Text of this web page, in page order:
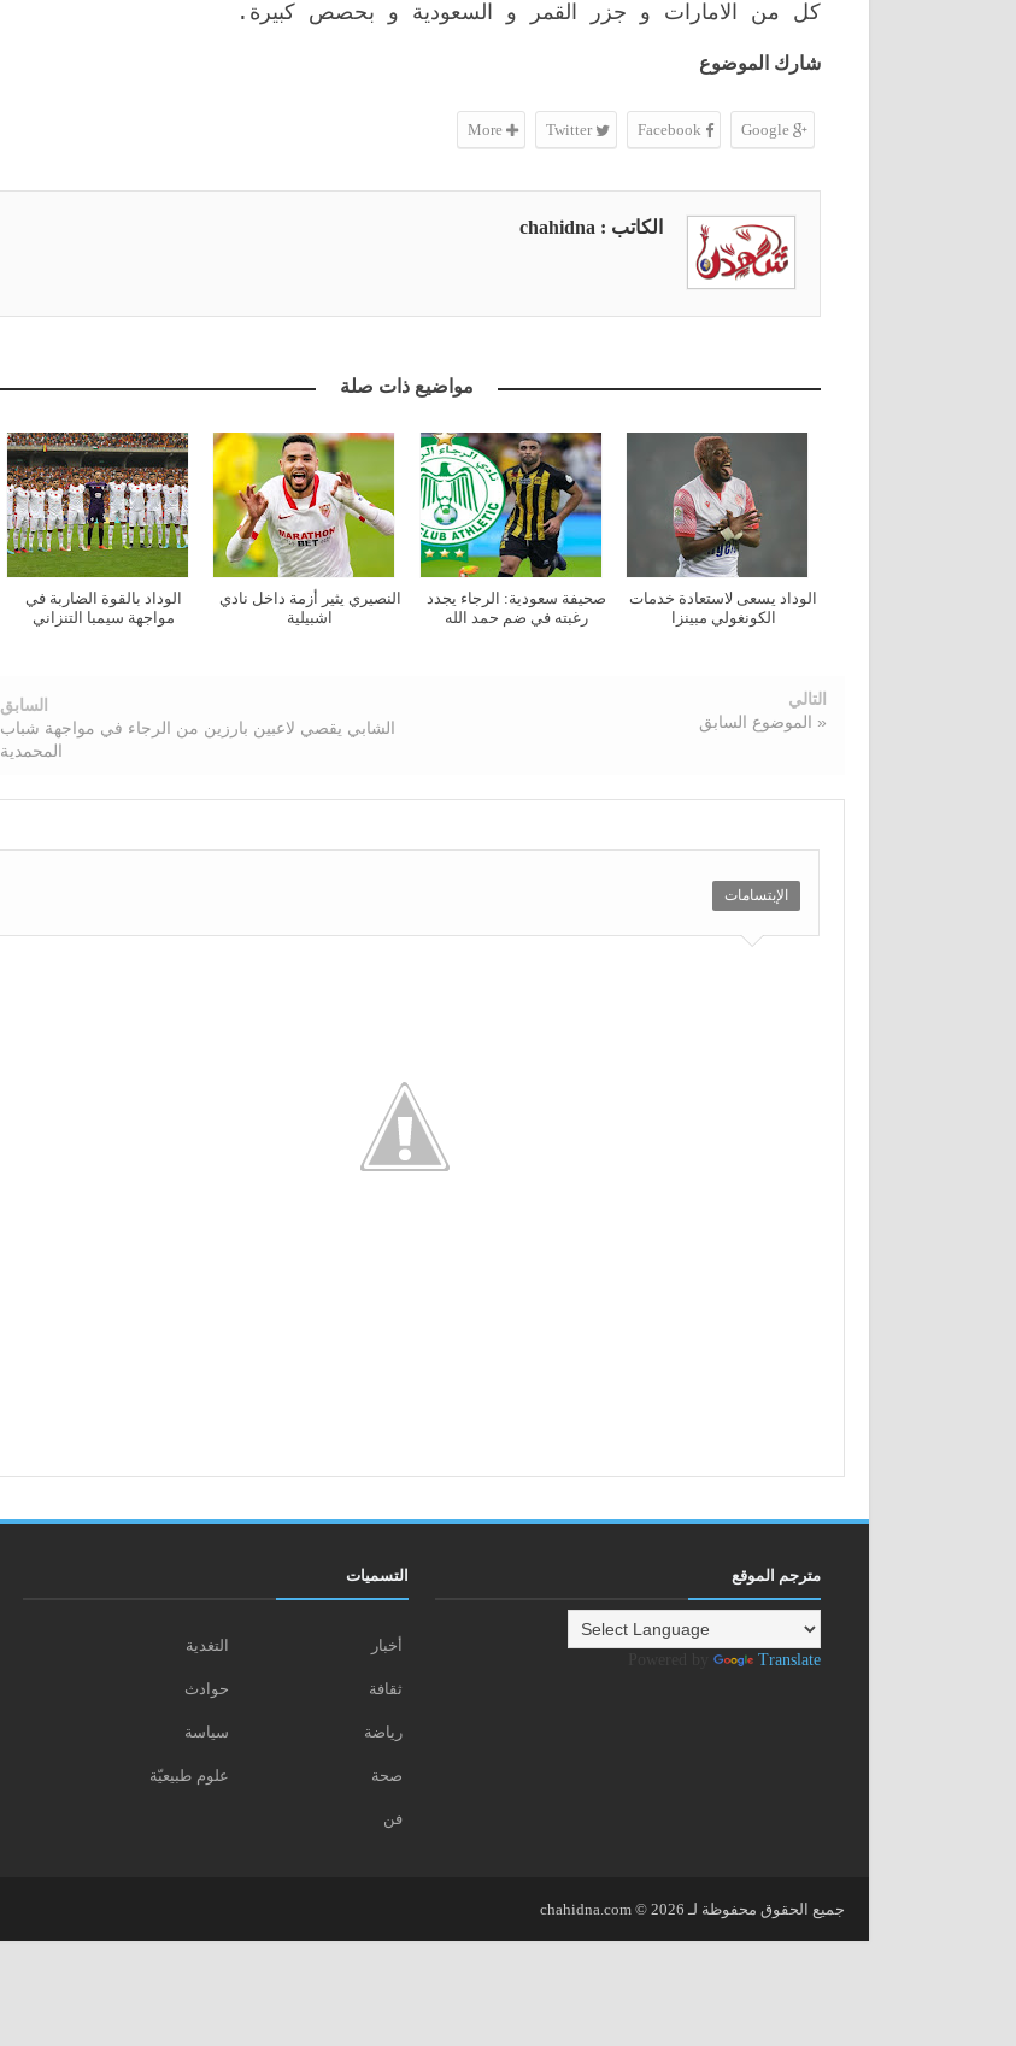
كل من الامارات و جزر القمر و السعودية و بحصص كبيرة.
شارك الموضوع
Twitter
الكاتب : chahidna
مواضيع ذات صلة
الوداد يسعى لاستعادة خدمات
الكونغولي مبينزا
صحيفة سعودية: الرجاء يجدد
رغبته في ضم حمد الله
النصيري يثير أزمة داخل نادي
اشبيلية
الوداد بالقوة الضاربة في
مواجهة سيمبا التنزاني
التالي
« الموضوع السابق
السابق
الشابي يقصي لاعبين بارزين من الرجاء في مواجهة شباب
المحمدية
الإبتسامات
مترجم الموقع
Translate
التسميات
أخبار التغدية
ثقافة حوادث
رياضة سياسة
صحة علوم طبيعيّة
فن
جميع الحقوق محفوظة لـ chahidna.com © 2026